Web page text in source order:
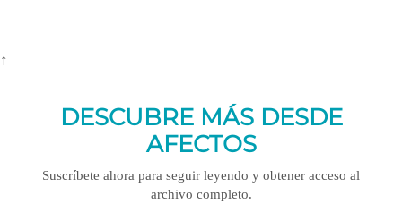
↑
DESCUBRE MÁS DESDE
AFECTOS
Suscríbete ahora para seguir leyendo y obtener acceso al
archivo completo.